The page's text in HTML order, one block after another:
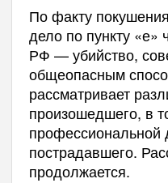
По факту
дело по пункту «е»
РФ — убийство,
общеопасным
рассматривает
произошедшего, в
профессиональной
пострадавшего.
продолжается.